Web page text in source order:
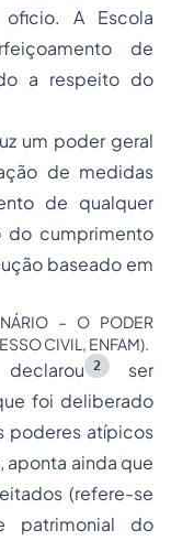
A Escola
de
a respeito do
um poder geral
de medidas
de qualquer
do cumprimento
baseado em
– O PODER
CIVIL, ENFAM).
2 ser
foi deliberado
poderes atípicos
aponta ainda que
(refere-se
patrimonial do